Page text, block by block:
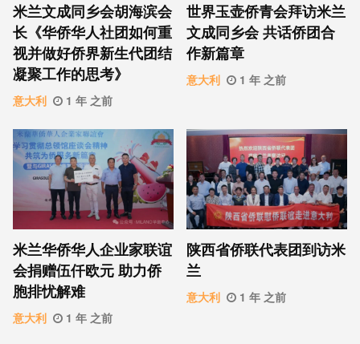
米兰文成同乡会胡海滨会
长《华侨华人社团如何重
视并做好侨界新生代团结
凝聚工作的思考》
意大利 1 年 之前
世界玉壶侨青会拜访米兰
文成同乡会 共话侨团合
作新篇章
意大利 1 年 之前
米兰华侨华人企业家联谊
会捐赠伍仟欧元 助力侨
胞排忧解难
意大利 1 年 之前
陕西省侨联代表团到访米
兰
意大利 1 年 之前